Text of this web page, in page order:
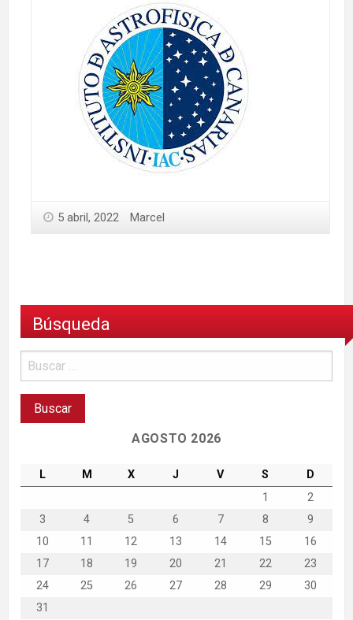
5 abril, 2022 Marcel
Búsqueda
AGOSTO 2026
L M X J V S
D
1
2
3
4 5 6 7 8
9
10
11 12 13 14 15
16
17
18 19 20 21 22
23
24
25 26 27 28 29
30
31